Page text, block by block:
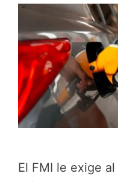
El FMI le exige